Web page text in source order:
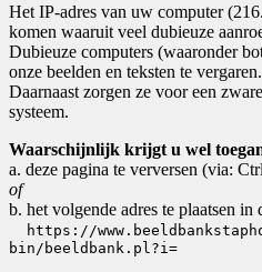
Het IP-adres van uw computer
komen waaruit veel dubieuze
Dubieuze computers (waaronder
onze beelden en teksten te vergaren.
Daarnaast zorgen ze voor een
systeem.
Waarschijnlijk krijgt u wel
a. deze pagina te verversen (via:
of
b. het volgende adres te plaatsen
https://
bin/beeldbank.pl?i=